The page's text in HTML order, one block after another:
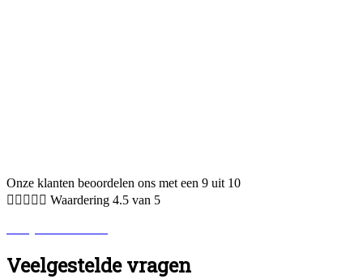
Onze klanten beoordelen ons met een 9 uit 10
     Waardering 4.5 van 5
Veelgestelde vragen